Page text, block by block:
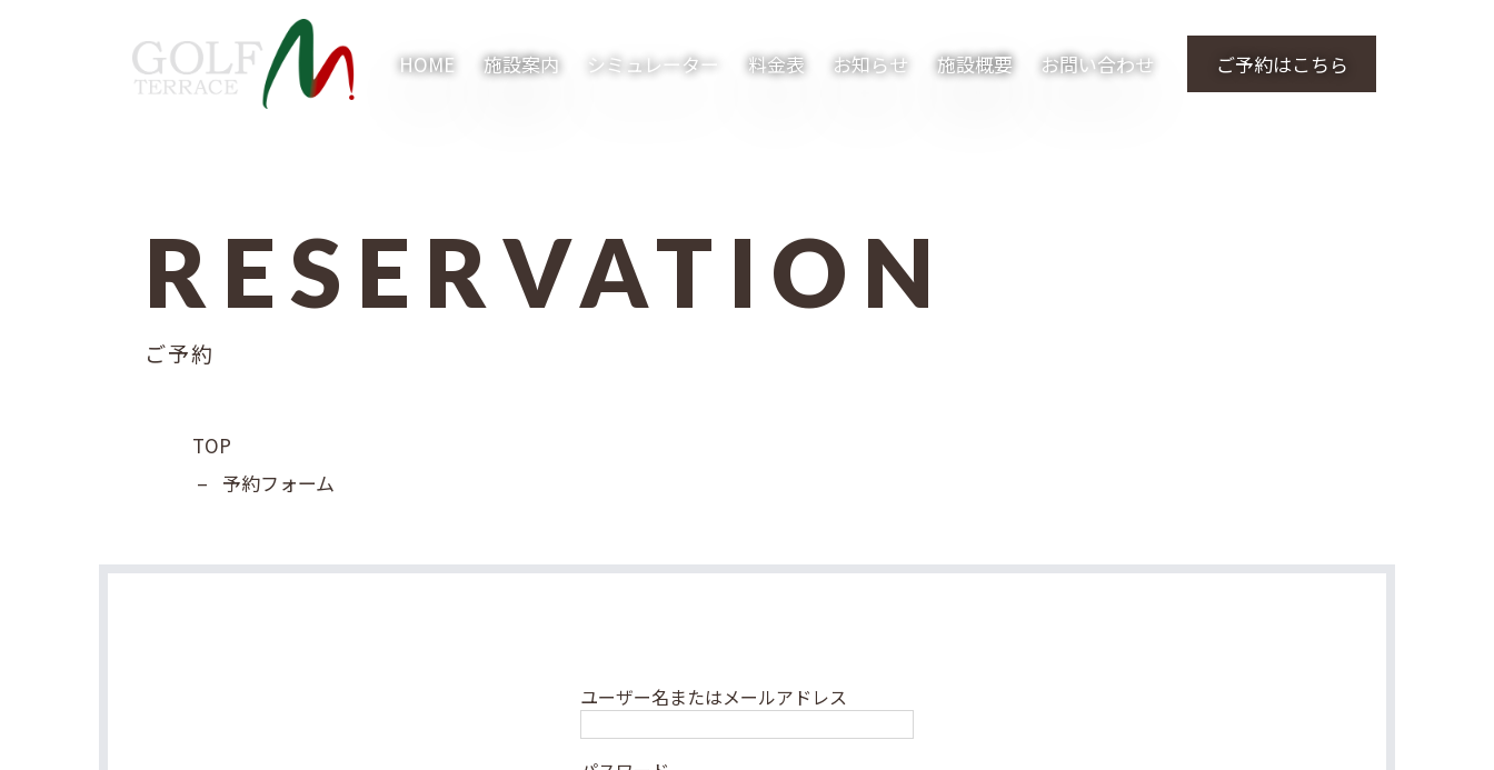
HOME 施設案内 シミュレーター 料金表 お知らせ 施設概要 お問い合わせ ご予約はこちら
RESERVATION
ご予約
TOP
– 予約フォーム
ユーザー名またはメールアドレス